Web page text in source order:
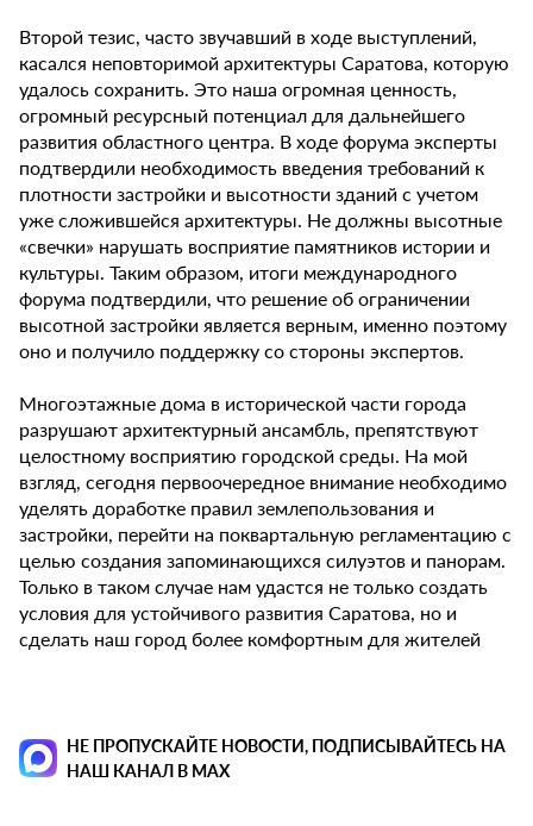
Второй тезис, часто звучавший в ходе выступлений,
касался неповторимой архитектуры Саратова, которую
удалось сохранить. Это наша огромная ценность,
огромный ресурсный потенциал для дальнейшего
развития областного центра. В ходе форума эксперты
подтвердили необходимость введения требований к
плотности застройки и высотности зданий с учетом
уже сложившейся архитектуры. Не должны высотные
«свечки» нарушать восприятие памятников истории и
культуры. Таким образом, итоги международного
форума подтвердили, что решение об ограничении
высотной застройки является верным, именно поэтому
оно и получило поддержку со стороны экспертов.
Многоэтажные дома в исторической части города
разрушают архитектурный ансамбль, препятствуют
целостному восприятию городской среды. На мой
взгляд, сегодня первоочередное внимание необходимо
уделять доработке правил землепользования и
застройки, перейти на поквартальную регламентацию с
целью создания запоминающихся силуэтов и панорам.
Только в таком случае нам удастся не только создать
условия для устойчивого развития Саратова, но и
сделать наш город более комфортным для жителей
НЕ ПРОПУСКАЙТЕ НОВОСТИ, ПОДПИСЫВАЙТЕСЬ НА
НАШ КАНАЛ В MAX